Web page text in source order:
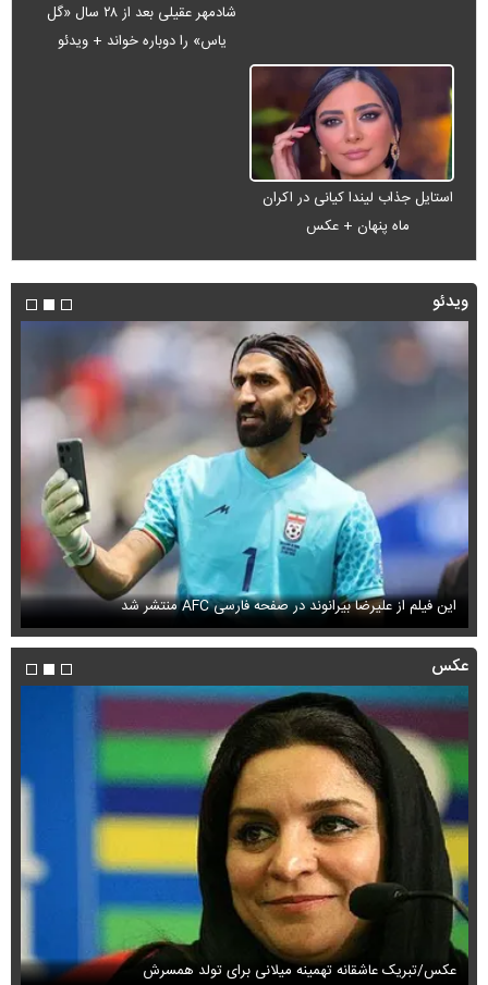
شادمهر عقیلی بعد از ۲۸ سال «گل
یاس» را دوباره خواند + ویدئو
استایل جذاب لیندا کیانی در اکران
ماه پنهان + عکس
ویدئو
این فیلم از علیرضا بیرانوند در صفحه فارسی AFC منتشر شد
عکس
عکس/تبریک عاشقانه تهمینه میلانی برای تولد همسرش